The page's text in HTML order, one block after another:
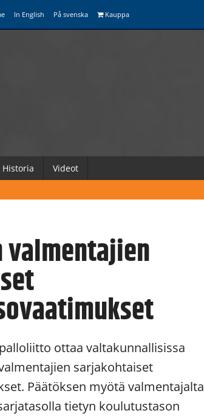
In English På svenska Kauppa
Historia Videot
ottaa valtakunnallisissa
sarjakohtaiset
Päätöksen myötä valmentajalta
tietyn koulutustason